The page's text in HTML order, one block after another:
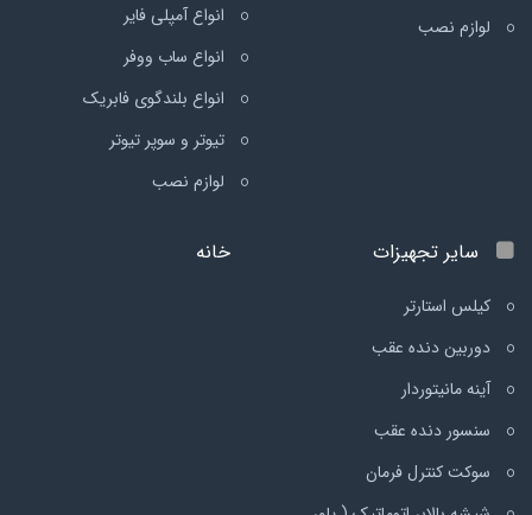
لوازم نصب
انواع آمپلی فایر
انواع ساب ووفر
انواع بلندگوی فابریک
تیوتر و سوپر تیوتر
لوازم نصب
سایر تجهیزات
کیلس استارتر
دوربین دنده عقب
آینه مانیتوردار
سنسور دنده عقب
سوکت کنترل فرمان
خانه